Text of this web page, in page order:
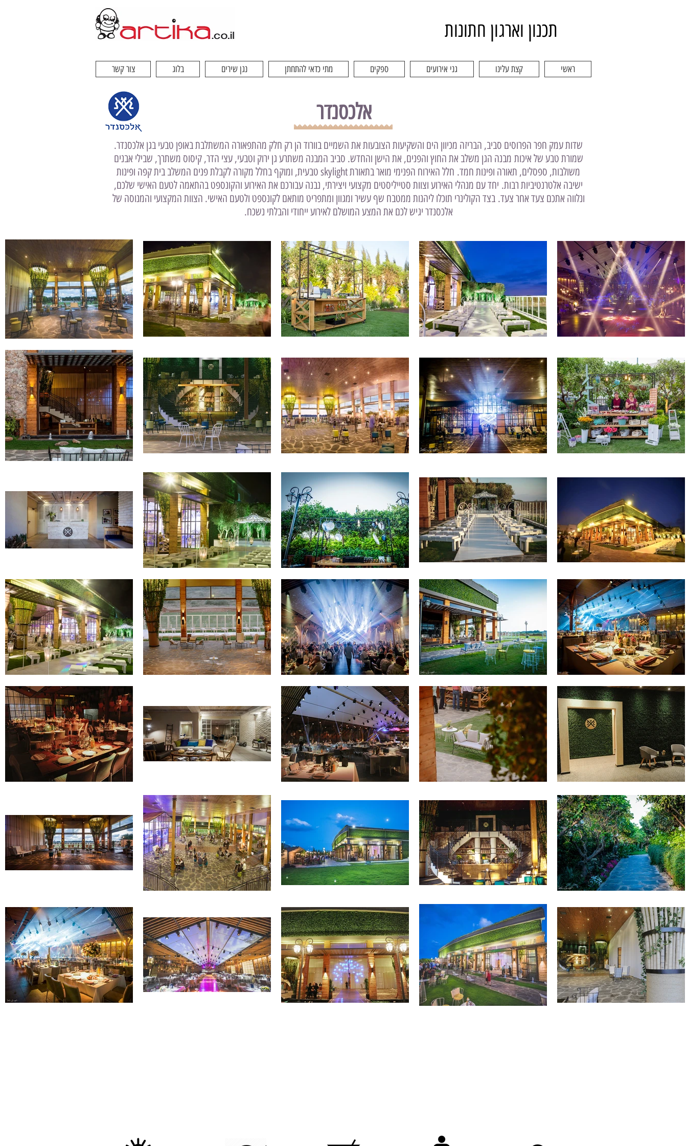
תכנון וארגון חתונות
ראשי קצת עלינו גני אירועים ספקים מתי כדאי להתחתן נגן שירים בלוג צור קשר
אלכסנדר
שדות עמק חפר הפרוסים סביב, הבריזה מכיוון הים והשקיעות הצובעות את השמיים בוורוד הן רק חלק מהתפאורה המשתלבת באופן טבעי בגן אלכסנדר.
שמורת טבע של איכות מבנה הגן משלב את החוץ והפנים, את הישן והחדש. סביב המבנה משתרע גן ירוק וטבעי, עצי הדר, קיסוס משתרך, שבילי אבנים
משולבות, ספסלים, תאורה ופינות חמד. חלל האירוח הפנימי מואר בתאורת skylight טבעית, ומוקף בחלל מקורה לקבלת פנים המשלב בית קפה ופינות
ישיבה אלטרנטיביות רבות. יחד עם מנהלי האירוע וצוות סטייליסטים מקצועי ויצירתי, נבנה עבורכם את האירוע והקונספט בהתאמה לטעם האישי שלכם,
ונלווה אתכם צעד אחר צעד.בצד הקולינרי תוכלו ליהנות ממטבח שף עשיר ומגוון ומתפריט מותאם לקונספט ולטעם האישי. הצוות המקצועי והמנוסה של
אלכסנדר יגיש לכם את המצע המושלם לאירוע ייחודי והבלתי נשכח.